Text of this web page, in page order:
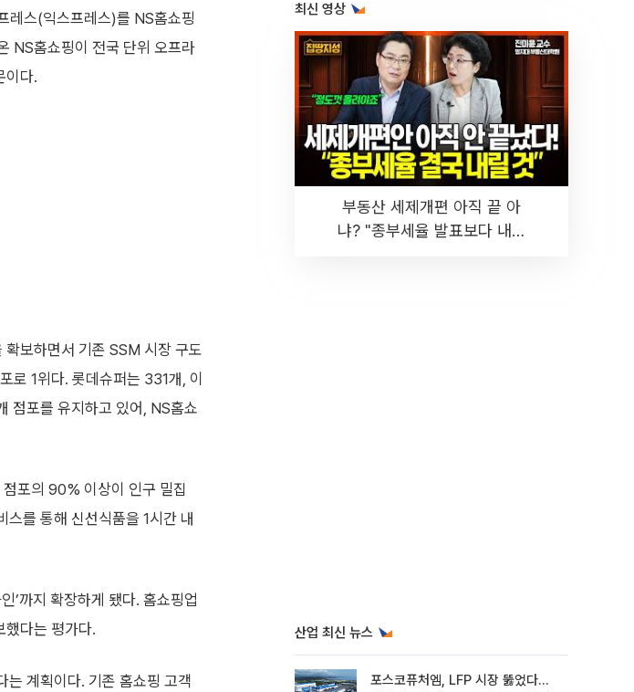
레스(익스프레스)를 NS홈쇼핑
NS홈쇼핑이 전국 단위 오프라
이다.
보하면서 기존 SSM 시장 구도
로 1위다. 롯데슈퍼는 331개, 이
점포를 유지하고 있어, NS홈쇼
포의 90% 이상이 인구 밀집
스를 통해 신선식품을 1시간 내
’까지 확장하게 됐다. 홈쇼핑업
했다는 평가다.
는 계획이다. 기존 홈쇼핑 고객
최신 영상
부동산 세제개편 아직 끝 아
냐? "종부세율 발표보다 내릴
산업 최신 뉴스
포스코퓨처엠, LFP 시장 뚫었다…